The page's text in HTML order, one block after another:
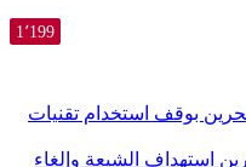
بوقف استخدام تقنيات
استهداف الشيعة وإلغاء
1٬199